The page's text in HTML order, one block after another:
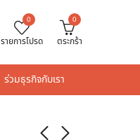
0
รายการโปรด
0
ตระกร้า
ร่วมธุรกิจกับเรา